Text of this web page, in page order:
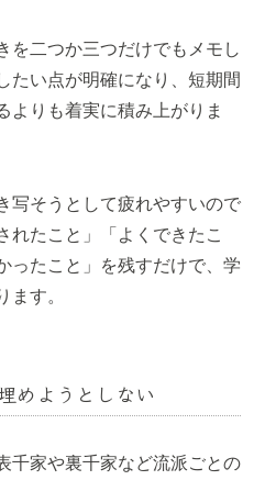
を二つか三つだけでもメモし
たい点が明確になり、短期間
よりも着実に積み上がりま
写そうとして疲れやすいので
れたこと」「よくできたこ
ったこと」を残すだけで、学
ます。
めようとしない
千家や裏千家など流派ごとの